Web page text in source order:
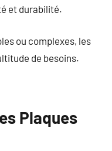
et durabilité.
ou complexes, les
de besoins.
Plaques